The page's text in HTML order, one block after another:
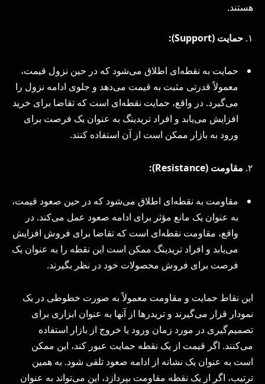
هستند.
۱. حمایت (Support):
حمایت به نقطه‌ای اطلاق می‌شود که در حین نزول قیمت،
معمولاً قدرتی مثبت به قیمت می‌دهد و جلوی ادامه نزول را
می‌گیرد. در واقع، حمایت نقطه‌ای است که تقاضا برای خرید
افزایش می‌یابد و افراد تریدینگ به عنوان یک فرصت برای
ورود به بازار ممکن است از آن استفاده کنند.
۲. مقاومت (Resistance):
مقاومت به نقطه‌ای اطلاق می‌شود که در حین صعود قیمت،
به عنوان یک مانع مؤثر برای ادامه صعود عمل می‌کند. در
واقع، مقاومت نقطه‌ای است که تقاضا برای فروش افزایش
می‌یابد و افراد تریدینگ ممکن است این نقطه را به عنوان یک
فرصت برای فروش محصولات خود در نظر بگیرند.
این نقاط حمایت و مقاومت معمولاً به صورت خطوطی در یک
نمودار قرار می‌گیرند و تریدرها از آنها به عنوان ابزاری برای
تصمیم‌گیری در مورد زمان ورود یا خروج از بازار استفاده
می‌کنند. اگر قیمت از یک نقطه حمایت عبور کند، این ممکن
است به عنوان یک نشانه از ادامه صعود تلقی شود. به همین
ترتیب، اگر از یک نقطه مقاومت بپردازد، این می‌تواند به عنوان